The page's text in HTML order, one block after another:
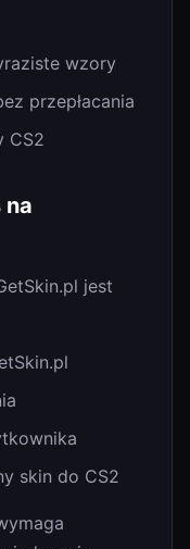
wzory
przepłacania
CS2
na
jest
skin do CS2